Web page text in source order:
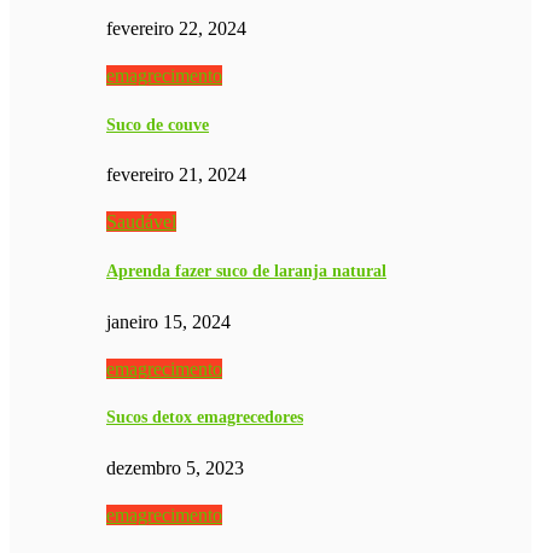
fevereiro 22, 2024
emagrecimento
Suco de couve
fevereiro 21, 2024
Saudável
Aprenda fazer suco de laranja natural
janeiro 15, 2024
emagrecimento
Sucos detox emagrecedores
dezembro 5, 2023
emagrecimento